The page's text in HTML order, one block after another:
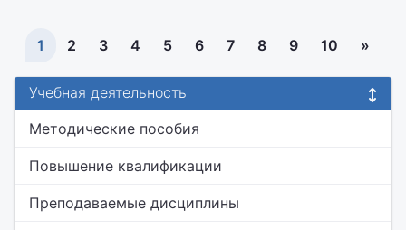
1 2 3 4 5 6 7 8 9 10 »
Учебная деятельность
Методические пособия
Повышение квалификации
Преподаваемые дисциплины